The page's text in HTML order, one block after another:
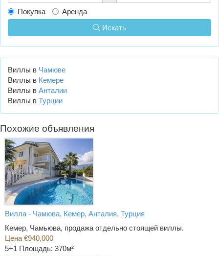
Покупка
Аренда
Искать
Виллы в Чамюве
Виллы в Кемере
Виллы в Анталии
Виллы в Турции
Похожие объявления
Вилла - Чамюва, Кемер, Анталия, Турция
Кемер, Чамьюва, продажа отдельно стоящей виллы.
Цена €940,000
5+1 Площадь: 370м²